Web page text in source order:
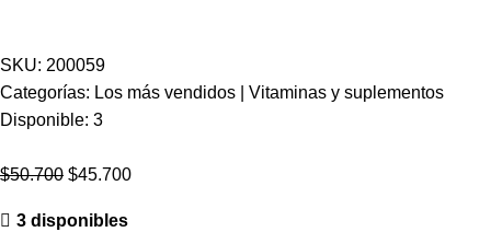
SKU: 200059
Categorías: Los más vendidos
Vitaminas y suplementos
Disponible: 3
$50.700 $45.700
3 disponibles